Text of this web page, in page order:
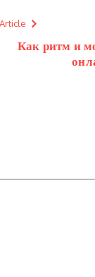
Как ритм и